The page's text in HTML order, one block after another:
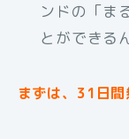
ンドの「ま
とができる
まずは、31日